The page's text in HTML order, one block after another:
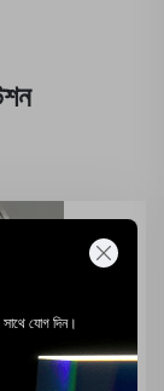
সাথে যোগ দিন।